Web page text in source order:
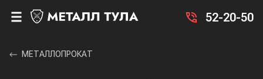
52-20-50
МЕТАЛЛОПРОКАТ